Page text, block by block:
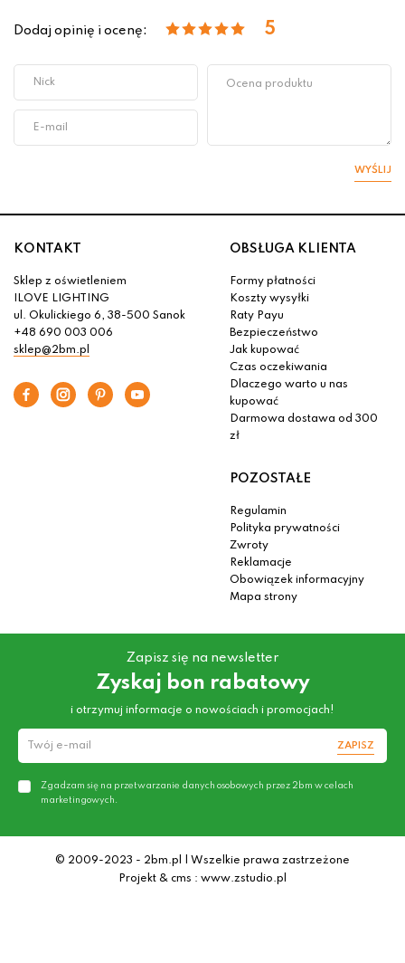
Dodaj opinię i ocenę: 5
WYŚLIJ
KONTAKT
Sklep z oświetleniem
ILOVE LIGHTING
ul. Okulickiego 6, 38-500 Sanok
+48 690 003 006
sklep@2bm.pl
OBSŁUGA KLIENTA
Formy płatności
Koszty wysyłki
Raty Payu
Bezpieczeństwo
Jak kupować
Czas oczekiwania
Dlaczego warto u nas
kupować
Darmowa dostawa od 300
zł
POZOSTAŁE
Regulamin
Polityka prywatności
Zwroty
Reklamacje
Obowiązek informacyjny
Mapa strony
Zapisz się na newsletter
Zyskaj bon rabatowy
i otrzymuj informacje o nowościach i promocjach!
ZAPISZ
Zgadzam się na przetwarzanie danych osobowych przez 2bm w celach
marketingowych.
© 2009-2023 - 2bm.pl | Wszelkie prawa zastrzeżone
Projekt & cms : www.zstudio.pl